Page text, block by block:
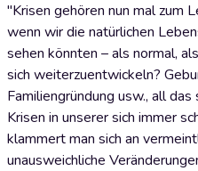
"Krisen gehören nun mal zum
wenn wir die natürlichen
sehen könnten – als normal,
sich weiterzuentwickeln?
Familiengründung usw., all
Krisen in unserer sich immer
klammert man sich an
unausweichliche